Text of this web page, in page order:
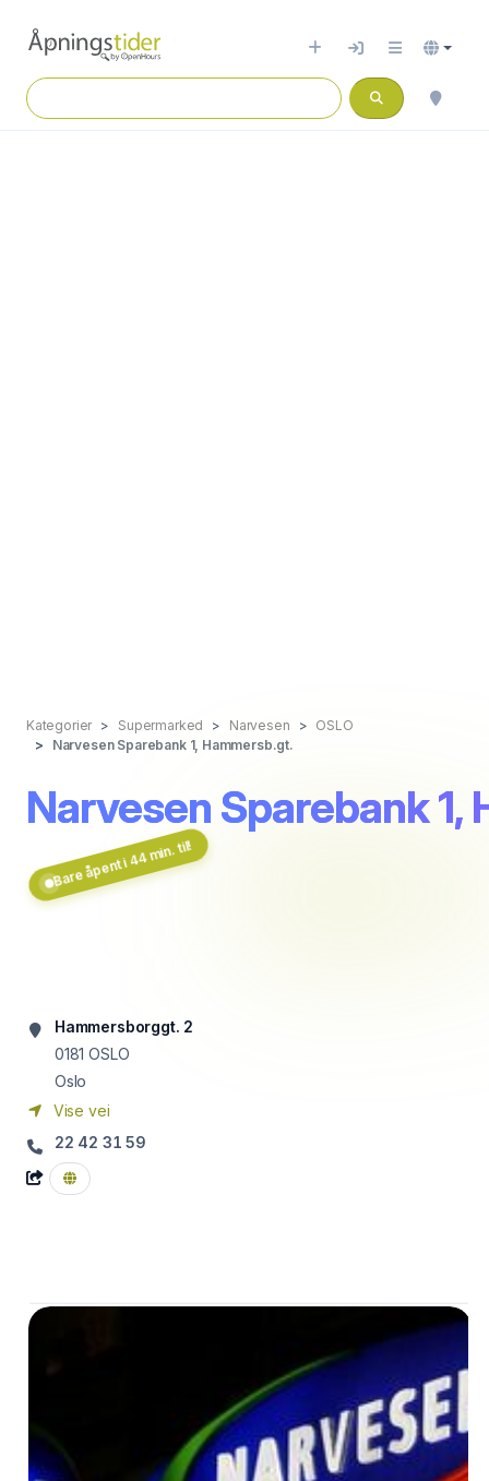
Kategorier Supermarked Narvesen
OSLO
Narvesen Sparebank 1, Hammersb.gt.
Narvesen Sparebank 1,
Bare åpent i 44 min. til!
Hammersborggt. 2
0181 OSLO
Oslo
Vise vei
22 42 31 59